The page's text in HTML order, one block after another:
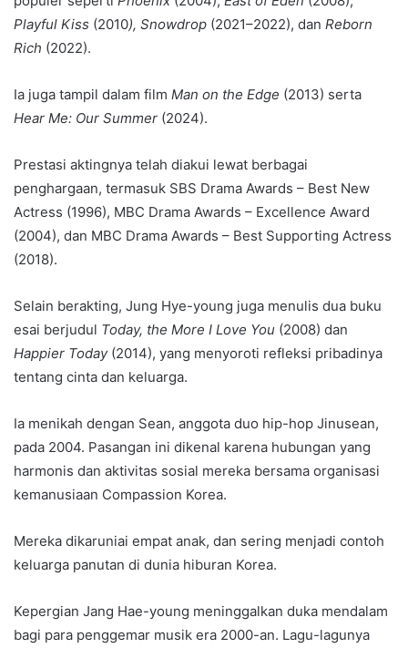
Playful Kiss (2010), Snowdrop (2021–2022), dan Reborn
Rich (2022).
Ia juga tampil dalam film Man on the Edge (2013) serta
Hear Me: Our Summer (2024).
Prestasi aktingnya telah diakui lewat berbagai
penghargaan, termasuk SBS Drama Awards – Best New
Actress (1996), MBC Drama Awards – Excellence Award
(2004), dan MBC Drama Awards – Best Supporting Actress
(2018).
Selain berakting, Jung Hye-young juga menulis dua buku
esai berjudul Today, the More I Love You (2008) dan
Happier Today(2014), yang menyoroti refleksi pribadinya
tentang cinta dan keluarga.
Ia menikah dengan Sean, anggota duo hip-hop Jinusean,
pada 2004. Pasangan ini dikenal karena hubungan yang
harmonis dan aktivitas sosial mereka bersama organisasi
kemanusiaan Compassion Korea.
Mereka dikaruniai empat anak, dan sering menjadi contoh
keluarga panutan di dunia hiburan Korea.
Kepergian Jang Hae-young meninggalkan duka mendalam
bagi para penggemar musik era 2000-an. Lagu-lagunya